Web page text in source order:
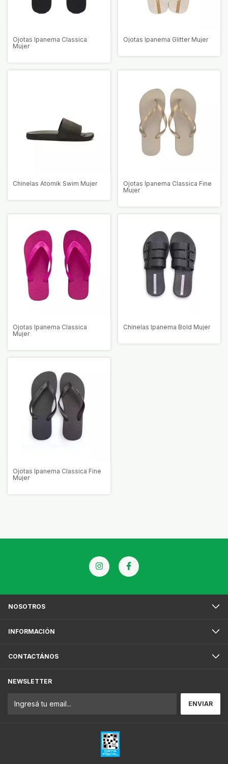
Ojotas Ipanema Classica
Mujer
Ojotas Ipanema Glitter Mujer
Chinelas Atomik Swim Mujer
Ojotas Ipanema Classica Fine
Mujer
Ojotas Ipanema Classica
Mujer
Chinelas Ipanema Bold Mujer
Ojotas Ipanema Classica Fine
Mujer
NOSOTROS
INFORMACIÓN
CONTACTÁNOS
NEWSLETTER